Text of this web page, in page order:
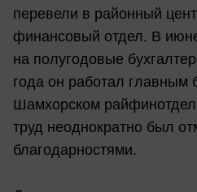
перевели в районный
финансовый отдел. В
на полугодовые
года он работал главным
Шамхорском
труд неоднократно был
благодарностями.